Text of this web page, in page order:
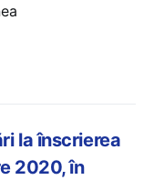
la înscrierea
2020, în